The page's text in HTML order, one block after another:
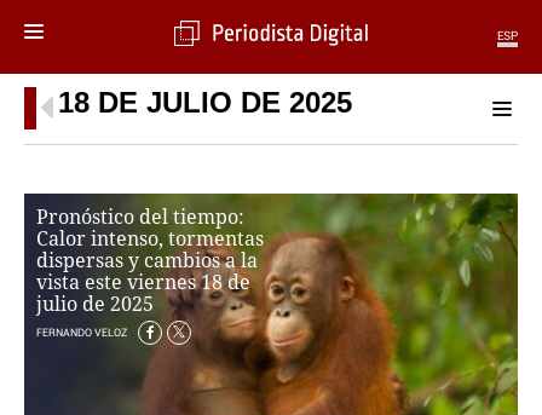
ESP
MENÚ
SECCIONES
MUNDO
PERIODISMO
ECONOMÍA
DEPORTES
CIENCIA
CULTURA
18 DE JULIO DE 2025
Pronóstico del tiempo:
Calor intenso, tormentas
dispersas y cambios a la
vista este viernes 18 de
julio de 2025
FERNANDO VELOZ